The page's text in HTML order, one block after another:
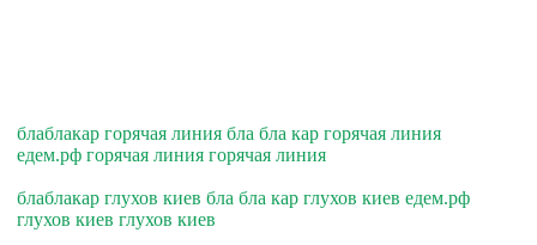
блаблакар горячая линия бла бла кар горячая линия
едем.рф горячая линия горячая линия
блаблакар глухов киев бла бла кар глухов киев едем.рф
глухов киев глухов киев